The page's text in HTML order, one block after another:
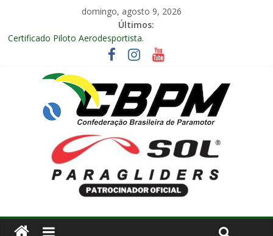
domingo, agosto 9, 2026
Últimos:
Certificado Piloto Aerodesportista.
Encontro Nacional de Aerodesporto no Arraiá Aéreo realizado
no Aeroclube de Bauru – SP.
Anuidade 2026
Arraiá Aéreo 2025 em Bauru – SP
Decisão Nº 675, 16 anos.